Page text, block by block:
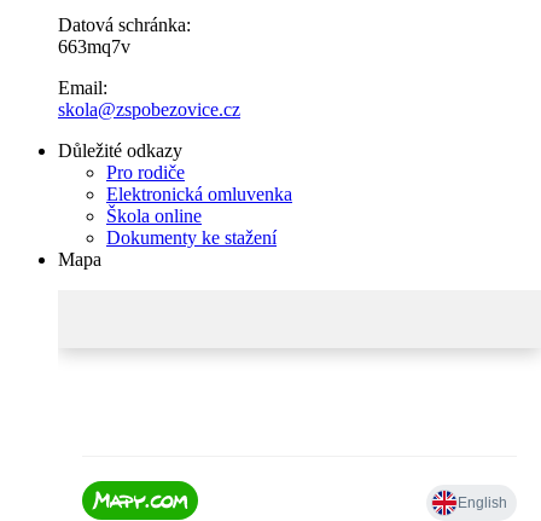
Datová schránka:
663mq7v
Email:
skola@zspobezovice.cz
Důležité odkazy
Pro rodiče
Elektronická omluvenka
Škola online
Dokumenty ke stažení
Mapa